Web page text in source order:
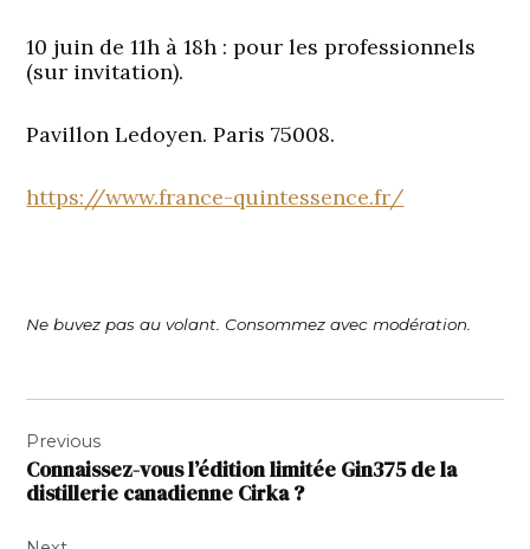
10 juin de 11h à 18h : pour les professionnels
(sur invitation).
Pavillon Ledoyen. Paris 75008.
https://www.france-quintessence.fr/
Ne buvez pas au volant. Consommez avec modération.
de
l’article
Previous
Connaissez-vous l’édition limitée Gin375 de la
distillerie canadienne Cirka ?